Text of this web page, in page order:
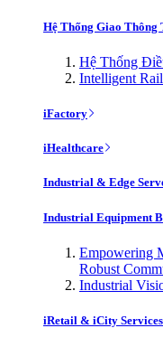
Hệ Thống Giao Thông
Hệ Thống
Intelligent
iFactory
iHealthcare
Industrial & Edge
Industrial Equipment
Empowering
Robust
Industrial
iRetail & iCity Services